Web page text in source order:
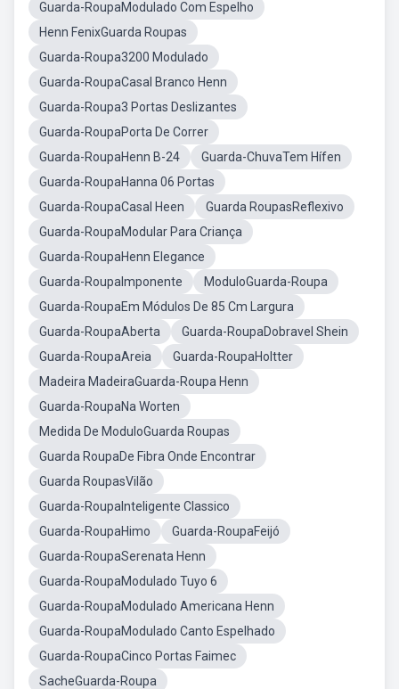
Guarda-RoupaModulado Com Espelho
Henn FenixGuarda Roupas
Guarda-Roupa3200 Modulado
Guarda-RoupaCasal Branco Henn
Guarda-Roupa3 Portas Deslizantes
Guarda-RoupaPorta De Correr
Guarda-RoupaHenn B-24
Guarda-ChuvaTem Hífen
Guarda-RoupaHanna 06 Portas
Guarda-RoupaCasal Heen
Guarda RoupasReflexivo
Guarda-RoupaModular Para Criança
Guarda-RoupaHenn Elegance
Guarda-RoupaImponente
ModuloGuarda-Roupa
Guarda-RoupaEm Módulos De 85 Cm Largura
Guarda-RoupaAberta
Guarda-RoupaDobravel Shein
Guarda-RoupaAreia
Guarda-RoupaHoltter
Madeira MadeiraGuarda-Roupa Henn
Guarda-RoupaNa Worten
Medida De ModuloGuarda Roupas
Guarda RoupaDe Fibra Onde Encontrar
Guarda RoupasVilão
Guarda-RoupaInteligente Classico
Guarda-RoupaHimo
Guarda-RoupaFeijó
Guarda-RoupaSerenata Henn
Guarda-RoupaModulado Tuyo 6
Guarda-RoupaModulado Americana Henn
Guarda-RoupaModulado Canto Espelhado
Guarda-RoupaCinco Portas Faimec
SacheGuarda-Roupa